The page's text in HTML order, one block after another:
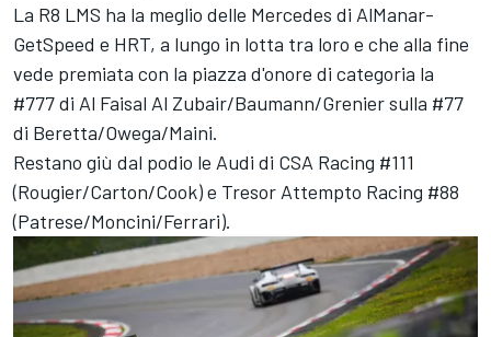
La R8 LMS ha la meglio delle Mercedes di AlManar-
GetSpeed e HRT, a lungo in lotta tra loro e che alla fine
vede premiata con la piazza d'onore di categoria la
#777 di Al Faisal Al Zubair/Baumann/Grenier sulla #77
di Beretta/Owega/Maini.
Restano giù dal podio le Audi di CSA Racing #111
(Rougier/Carton/Cook) e Tresor Attempto Racing #88
(Patrese/Moncini/Ferrari).